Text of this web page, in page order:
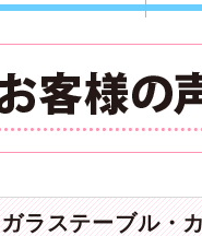
ガラステーブル・